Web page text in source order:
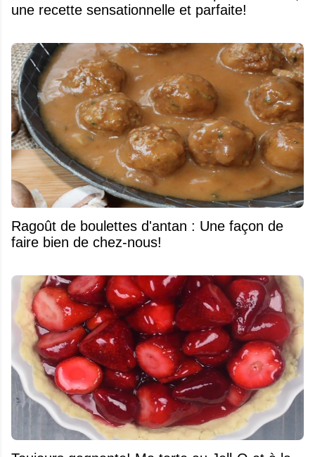
une recette sensationnelle et parfaite!
Ragoût de boulettes d'antan : Une façon de
faire bien de chez-nous!